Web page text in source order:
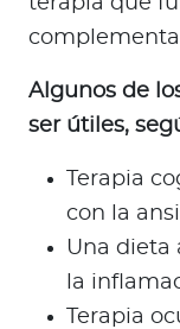
Algunos de
ser útiles,
Terapia
con la
Una dieta
la
Terapia